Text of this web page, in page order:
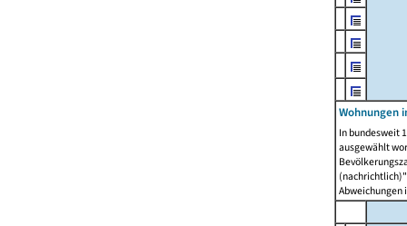
Wohnungen
In bundesweit
ausgewählt
Abweichungen